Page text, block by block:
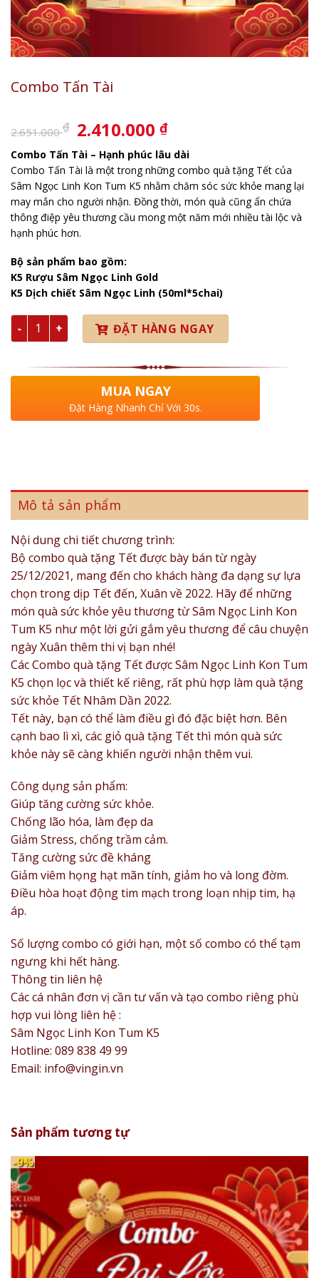
Combo Tấn Tài
2.651.000₫ Giá
gốc
là:
2.651.000 ₫.
2.410.000 ₫Giá
hiện
tại
là:
2.410.000 ₫.
Combo Tấn Tài – Hạnh phúc lâu dài
Combo Tấn Tài là một trong những combo quà tặng Tết của
Sâm Ngọc Linh Kon Tum K5 nhằm chăm sóc sức khỏe mang lại
may mắn cho người nhận. Đồng thời, món quà cũng ẩn chứa
thông điệp yêu thương cầu mong một năm mới nhiều tài lộc và
hạnh phúc hơn.
Bộ sản phẩm bao gồm:
K5 Rượu Sâm Ngọc Linh Gold
K5 Dịch chiết Sâm Ngọc Linh (50ml*5chai)
Số lượng ĐẶT HÀNG NGAY
MUA NGAY
Đặt Hàng Nhanh Chỉ Với 30s.
Mô tả sản phẩm
Nội dung chi tiết chương trình:
Bộ combo quà tặng Tết được bày bán từ ngày
25/12/2021, mang đến cho khách hàng đa dạng sự lựa
chọn trong dịp Tết đến, Xuân về 2022. Hãy để những
món quà sức khỏe yêu thương từ Sâm Ngọc Linh Kon
Tum K5 như một lời gửi gắm yêu thương để câu chuyện
ngày Xuân thêm thi vị bạn nhé!
Các Combo quà tặng Tết được Sâm Ngọc Linh Kon Tum
K5 chọn lọc và thiết kế riêng, rất phù hợp làm quà tặng
sức khỏe Tết Nhâm Dần 2022.
Tết này, bạn có thể làm điều gì đó đặc biệt hơn. Bên
cạnh bao lì xì, các giỏ quà tặng Tết thì món quà sức
khỏe này sẽ càng khiến người nhận thêm vui.
Công dụng sản phẩm:
Giúp tăng cường sức khỏe.
Chống lão hóa, làm đẹp da
Giảm Stress, chống trầm cảm.
Tăng cường sức đề kháng
Giảm viêm họng hạt mãn tính, giảm ho và long đờm.
Điều hòa hoạt động tim mạch trong loạn nhịp tim, hạ
áp.
Số lượng combo có giới hạn, một số combo có thể tạm
ngưng khi hết hàng.
Thông tin liên hệ
Các cá nhân đơn vị cần tư vấn và tạo combo riêng phù
hợp vui lòng liên hệ :
Sâm Ngọc Linh Kon Tum K5
Hotline: 089 838 49 99
Email: info@vingin.vn
Sản phẩm tương tự
-9%